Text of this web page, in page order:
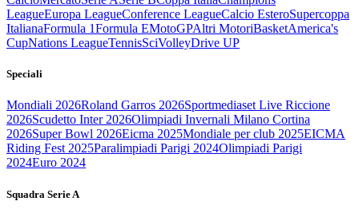
LeagueEuropa LeagueConference LeagueCalcio EsteroSupercoppa
ItalianaFormula 1Formula EMotoGPAltri MotoriBasketAmerica's
CupNations LeagueTennisSciVolleyDrive UP
Speciali
Mondiali 2026Roland Garros 2026Sportmediaset Live Riccione
2026Scudetto Inter 2026Olimpiadi Invernali Milano Cortina
2026Super Bowl 2026Eicma 2025Mondiale per club 2025EICMA
Riding Fest 2025Paralimpiadi Parigi 2024Olimpiadi Parigi
2024Euro 2024
Squadra Serie A